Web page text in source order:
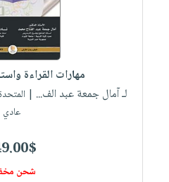
مهارات القراءة
لـ آمال جمعة عبد الف... |
عادي
شحن